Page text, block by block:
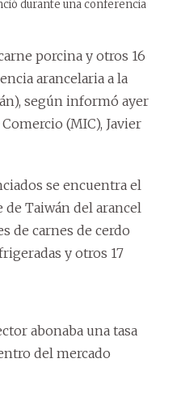
durante una conferencia
porcina y otros 16
arancelaria a la
según informó ayer
(MIC), Javier
se encuentra el
Taiwán del arancel
de carnes de cerdo
y otros 17
abonaba una tasa
del mercado